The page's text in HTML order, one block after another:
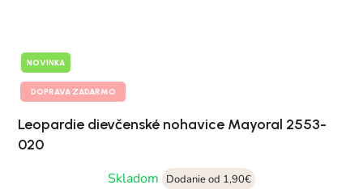
NOVINKA
DOPRAVA ZADARMO
Leopardie dievčenské nohavice Mayoral 2553-
020
Skladom
Dodanie od 1,90€